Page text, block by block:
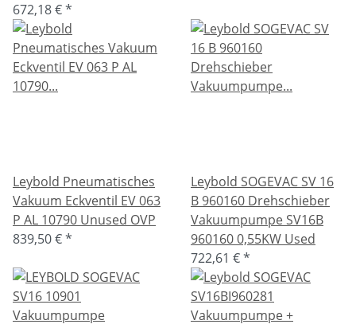
672,18 €*
Leybold Pneumatisches
Vakuum Eckventil EV 063
P AL 10790 Unused OVP
839,50 €*
Leybold SOGEVAC SV 16
B 960160 Drehschieber
Vakuumpumpe SV16B
960160 0,55KW Used
722,61 €*